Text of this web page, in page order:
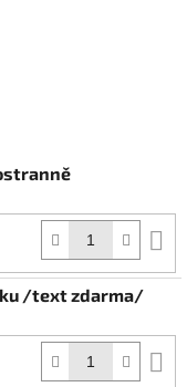
/text zdarma/